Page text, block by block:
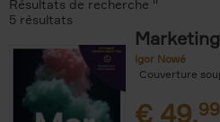
Résultats de recherche ''
5 résultats
Igor Nowé
Couverture
€ 49,99